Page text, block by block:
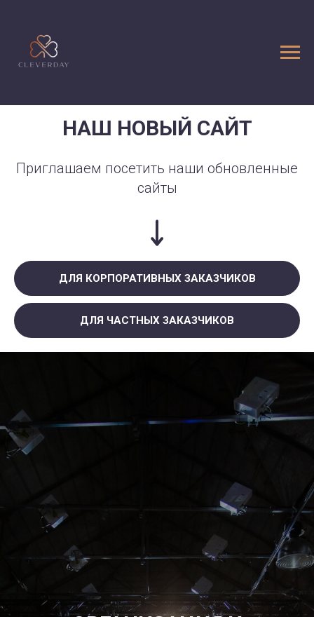
НАШ НОВЫЙ САЙТ
Приглашаем посетить наши обновленные
сайты
ДЛЯ КОРПОРАТИВНЫХ ЗАКАЗЧИКОВ
ДЛЯ ЧАСТНЫХ ЗАКАЗЧИКОВ